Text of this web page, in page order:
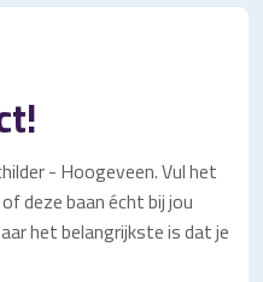
- Hoogeveen. Vul het
deze baan écht bij jou
het belangrijkste is dat je